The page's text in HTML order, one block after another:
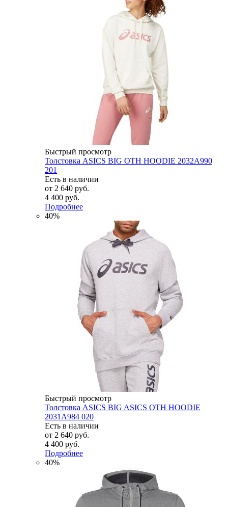
Быстрый просмотр
Толстовка ASICS BIG OTH HOODIE 2032A990
201
Есть в наличии
от 2 640 руб.
4 400 руб.
Подробнее
40%
Быстрый просмотр
Толстовка ASICS BIG ASICS OTH HOODIE
2031A984 020
Есть в наличии
от 2 640 руб.
4 400 руб.
Подробнее
40%